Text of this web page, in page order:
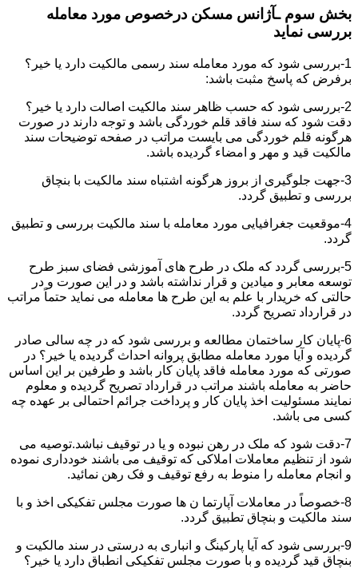
بخش سوم ـآژانس مسکن درخصوص مورد معامله
بررسی نماید
1-بررسی شود که مورد معامله سند رسمی مالکیت دارد یا خیر؟
برفرض که پاسخ مثبت باشد:
2-بررسی شود که حسب ظاهر سند مالکیت اصالت دارد یا خیر؟
دقت شود که سند فاقد قلم خوردگی باشد و توجه دارند در صورت
هرگونه قلم خوردگی می بایست مراتب در صفحه توضیحات سند
مالکیت قید و مهر و امضاء گردیده باشد.
3-جهت جلوگیری از بروز هرگونه اشتباه سند مالکیت با بنچاق
بررسی و تطبیق گردد.
4-موقعیت جغرافیایی مورد معامله با سند مالکیت بررسی و تطبیق
گردد.
5-بررسی گردد که ملک در طرح های آموزشی فضای سبز طرح
توسعه معابر و میادین و قرار نداشته باشد و در این صورت و در
حالتی که خریدار با علم به این طرح ها معامله می نماید حتماً مراتب
در قرارداد تصریح گردد.
6-پایان کار ساختمان مطالعه و بررسی شود که در چه سالی صادر
گردیده و آیا مورد معامله مطابق پروانه احداث گردیده یا خیر؟ در
صورتی که مورد معامله فاقد پایان کار باشد و طرفین بر این اساس
حاضر به معامله باشند مراتب در قرارداد تصریح گردیده و معلوم
نمایند مسئولیت اخذ پایان کار و پرداخت جرائم احتمالی بر عهده چه
کسی می باشد.
7-دقت شود که ملک در رهن نبوده و یا در توقیف نباشد.توصیه می
شود از تنظیم معاملات املاکی که توقیف می باشند خودداری نموده
و انجام معامله را منوط به رفع توقیف و فک رهن نمائید.
8-خصوصاً در معاملات آپارتما ن ها صورت مجلس تفکیکی اخذ و با
سند مالکیت و بنچاق تطبیق گردد.
9-بررسی شود که آیا پارکینگ و انباری به درستی در سند مالکیت و
بنچاق قید گردیده و با صورت مجلس تفکیکی انطباق دارد یا خیر؟